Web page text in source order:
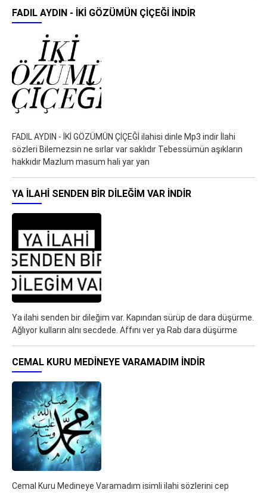
FADIL AYDIN - İKİ GÖZÜMÜN ÇİÇEĞİ İNDIR
FADIL AYDIN - İKİ GÖZÜMÜN ÇİÇEĞİ ilahisi dinle Mp3 indir İlahi
sözleri Bilemezsin ne sırlar var saklıdır Tebessümün aşıkların
hakkıdır Mazlum masum hali yar yan
YA ILAHI SENDEN BIR DILEĞIM VAR İNDIR
Ya ilahi senden bir dileğim var. Kapından sürüp de dara düşürme.
Ağlıyor kulların alnı secdede. Affını ver ya Rab dara düşürme
CEMAL KURU MEDINEYE VARAMADIM İNDIR
Cemal Kuru Medineye Varamadım isimli ilahi sözlerini cep